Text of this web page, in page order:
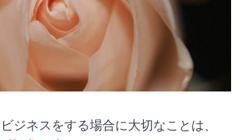
ジネスをする場合に大切なことは、